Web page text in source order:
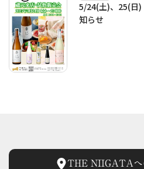
5/24(土)、25(
知らせ
THE NIIGATAへ